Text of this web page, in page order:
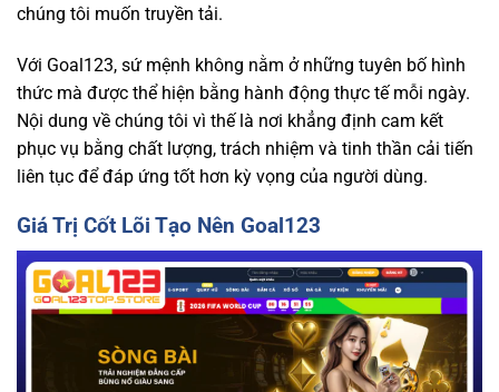
chúng tôi muốn truyền tải.
Với Goal123, sứ mệnh không nằm ở những tuyên bố hình
thức mà được thể hiện bằng hành động thực tế mỗi ngày.
Nội dung về chúng tôi vì thế là nơi khẳng định cam kết
phục vụ bằng chất lượng, trách nhiệm và tinh thần cải tiến
liên tục để đáp ứng tốt hơn kỳ vọng của người dùng.
Giá Trị Cốt Lõi Tạo Nên Goal123